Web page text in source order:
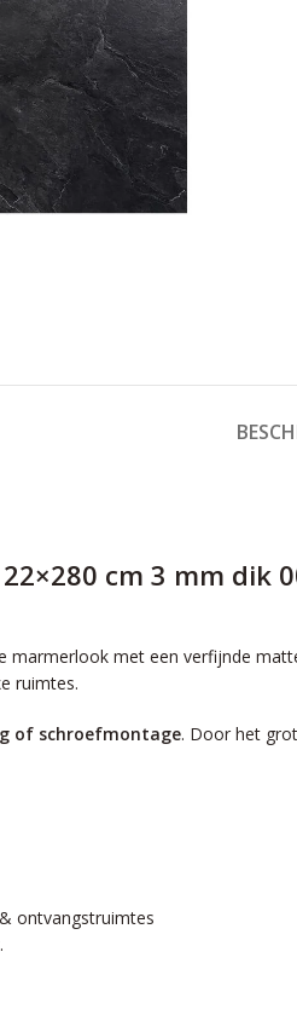
cm 3 mm dik
marmerlook met een verfijnde
ruimtes.
of schroefmontage. Door het
ontvangstruimtes